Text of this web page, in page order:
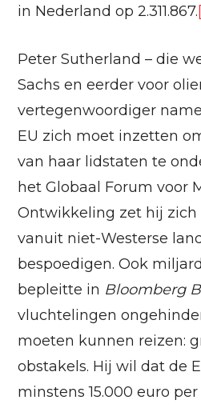
in Nederland op 2.311.867.
Peter Sutherland – die
Sachs en eerder voor
vertegenwoordiger
EU zich moet inzetten
van haar lidstaten te
het Globaal Forum voor
Ontwikkeling zet hij
vanuit niet-Westerse
bespoedigen. Ook
bepleitte in Bloomberg
vluchtelingen
moeten kunnen reizen:
obstakels. Hij wil dat de
minstens 15.000 euro